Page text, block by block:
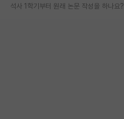
석사 1학기부터 원래 논문 작성을 하나요?